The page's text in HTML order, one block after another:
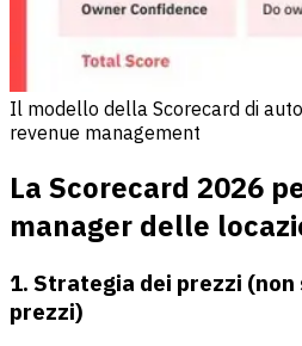
Il modello della Scorecard di
revenue management
La Scorecard 2026
manager delle
1. Strategia dei prezzi
prezzi)